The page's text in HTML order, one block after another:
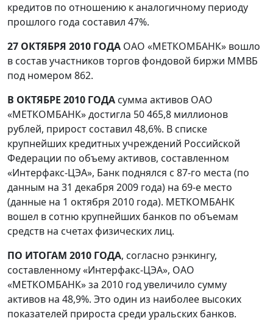
кредитов по отношению к аналогичному периоду
прошлого года составил 47%.
27 ОКТЯБРЯ 2010 ГОДА ОАО «МЕТКОМБАНК» вошло
в состав участников торгов фондовой биржи ММВБ
под номером 862.
В ОКТЯБРЕ 2010 ГОДА сумма активов ОАО
«МЕТКОМБАНК» достигла 50 465,8 миллионов
рублей, прирост составил 48,6%. В списке
крупнейших кредитных учреждений Российской
Федерации по объему активов, составленном
«Интерфакс-ЦЭА», Банк поднялся с 87-го места (по
данным на 31 декабря 2009 года) на 69-е место
(данные на 1 октября 2010 года). МЕТКОМБАНК
вошел в сотню крупнейших банков по объемам
средств на счетах физических лиц.
ПО ИТОГАМ 2010 ГОДА, согласно рэнкингу,
составленному «Интерфакс-ЦЭА», ОАО
«МЕТКОМБАНК» за 2010 год увеличило сумму
активов на 48,9%. Это один из наиболее высоких
показателей прироста среди уральских банков.